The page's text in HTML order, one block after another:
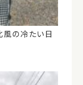
の冷たい日